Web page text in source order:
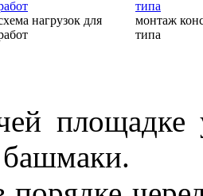
нагрузок для
монтаж
типа
площадке
башмаки.